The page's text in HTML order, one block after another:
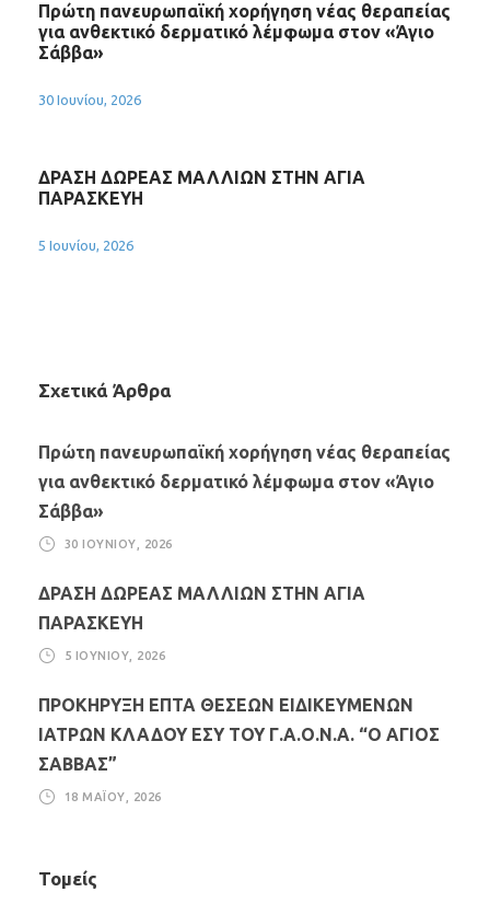
Πρώτη πανευρωπαϊκή χορήγηση νέας θεραπείας
για ανθεκτικό δερματικό λέμφωμα στον «Άγιο
Σάββα»
30 Ιουνίου, 2026
ΔΡΑΣΗ ΔΩΡΕΑΣ ΜΑΛΛΙΩΝ ΣΤΗΝ ΑΓΙΑ
ΠΑΡΑΣΚΕΥΗ
5 Ιουνίου, 2026
Σχετικά Άρθρα
Πρώτη πανευρωπαϊκή χορήγηση νέας θεραπείας
για ανθεκτικό δερματικό λέμφωμα στον «Άγιο
Σάββα»
30 ΙΟΥΝΊΟΥ, 2026
ΔΡΑΣΗ ΔΩΡΕΑΣ ΜΑΛΛΙΩΝ ΣΤΗΝ ΑΓΙΑ
ΠΑΡΑΣΚΕΥΗ
5 ΙΟΥΝΊΟΥ, 2026
ΠΡΟΚΗΡΥΞΗ ΕΠΤΑ ΘΕΣΕΩΝ ΕΙΔΙΚΕΥΜΕΝΩΝ
ΙΑΤΡΩΝ ΚΛΑΔΟΥ ΕΣΥ ΤΟΥ Γ.Α.Ο.Ν.Α. “Ο ΑΓΙΟΣ
ΣΑΒΒΑΣ”
18 ΜΑΪ́ΟΥ, 2026
Τομείς